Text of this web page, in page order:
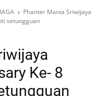
Phanter Mania Sriwijaya
setungguan
Ke- 8